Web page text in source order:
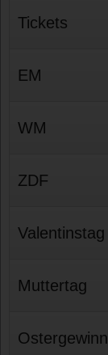
Tickets
EM
WM
ZDF
Valentinstag
Muttertag